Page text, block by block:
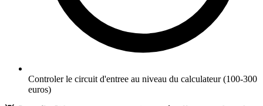
Controler le circuit d'entree au niveau du calculateur (100-300
euros)